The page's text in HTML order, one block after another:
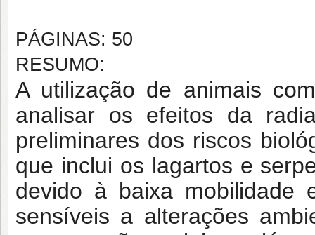
PÁGINAS: 50
RESUMO:
A utilização de animais
analisar os efeitos da
preliminares dos riscos
que inclui os lagartos e
devido à baixa mobilidade
sensíveis a alterações